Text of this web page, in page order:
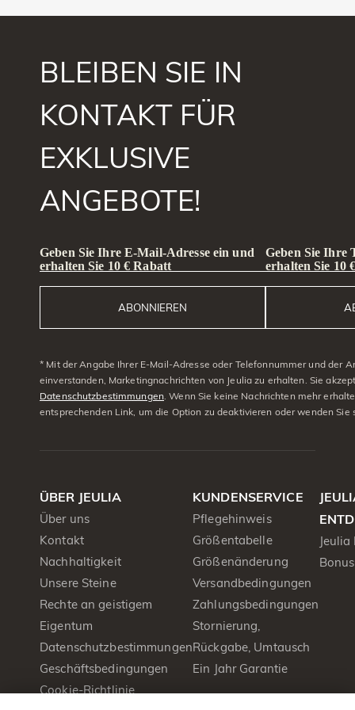
BLEIBEN SIE IN
KONTAKT FÜR
EXKLUSIVE
ANGEBOTE!
Geben Sie Ihre E-Mail-Adresse ein und
erhalten Sie 10 € Rabatt
ABONNIEREN
Geben Sie Ihre
erhalten Sie 10
* Mit der Angabe Ihrer E-Mail-Adresse oder Telefonnummer und der
einverstanden, Marketingnachrichten von Jeulia zu erhalten. Sie
Datenschutzbestimmungen . Wenn Sie keine Nachrichten mehr
entsprechenden Link, um die Option zu deaktivieren oder wenden Sie
ÜBER JEULIA
Über uns
Kontakt
Nachhaltigkeit
Unsere Steine
Rechte an geistigem
Eigentum
Datenschutzbestimmungen
Geschäftsbedingungen
Cookie-Richtlinie
KUNDENSERVICE
Pflegehinweis
Größentabelle
Größenänderung
Versandbedingungen
Zahlungsbedingungen
Stornierung,
Rückgabe, Umtausch
Ein Jahr Garantie
Jeulia